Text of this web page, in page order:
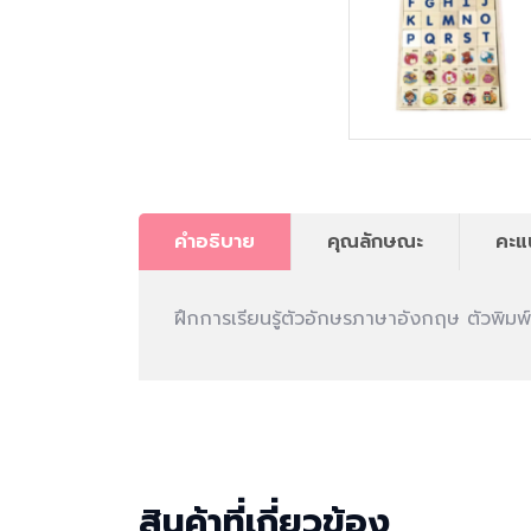
คำอธิบาย คุณลักษณะ คะ
ฝึกการเรียนรู้ตัวอักษรภาษาอังกฤษ ตัวพิม